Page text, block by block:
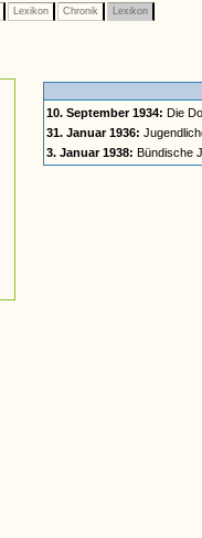
Lexikon Chronik Lexikon
10. September 1934: Die
31. Januar 1936:
3. Januar 1938: Bündische